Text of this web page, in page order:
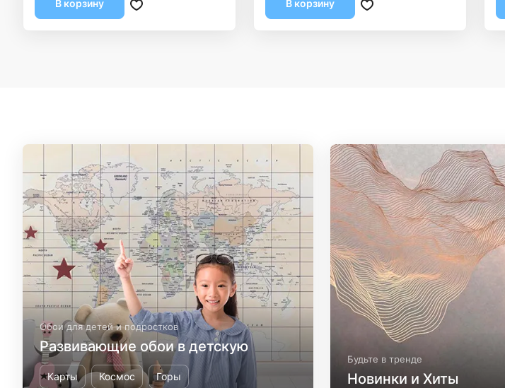
В корзину В корзину
Обои для детей и подростков
Развивающие обои в детскую
Карты Космос Горы
Будьте в тренде
Новинки и Хиты